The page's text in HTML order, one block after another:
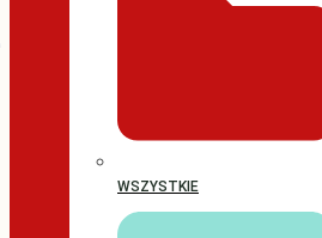
WSZYSTKIE